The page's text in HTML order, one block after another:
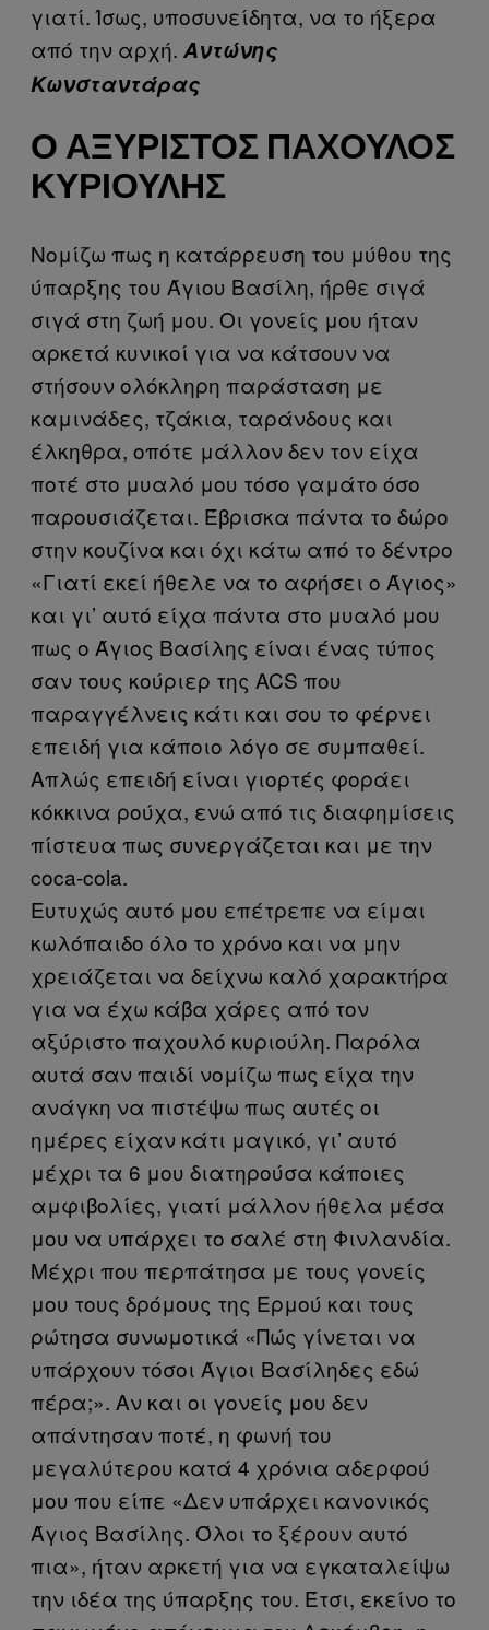
γιατί. Ίσως, υποσυνείδητα, να το ήξερα
από την αρχή. Αντώνης
Κωνσταντάρας
Ο ΑΞΎΡΙΣΤΟΣ ΠΑΧΟΥΛΌΣ
ΚΥΡΙΟΎΛΗΣ
Νομίζω πως η κατάρρευση του μύθου της
ύπαρξης του Άγιου Βασίλη, ήρθε σιγά
σιγά στη ζωή μου. Οι γονείς μου ήταν
αρκετά κυνικοί για να κάτσουν να
στήσουν ολόκληρη παράσταση με
καμινάδες, τζάκια, ταράνδους και
έλκηθρα, οπότε μάλλον δεν τον είχα
ποτέ στο μυαλό μου τόσο γαμάτο όσο
παρουσιάζεται. Έβρισκα πάντα το δώρο
στην κουζίνα και όχι κάτω από το δέντρο
«Γιατί εκεί ήθελε να το αφήσει ο Άγιος»
και γι’ αυτό είχα πάντα στο μυαλό μου
πως ο Άγιος Βασίλης είναι ένας τύπος
σαν τους κούριερ της ACS που
παραγγέλνεις κάτι και σου το φέρνει
επειδή για κάποιο λόγο σε συμπαθεί.
Απλώς επειδή είναι γιορτές φοράει
κόκκινα ρούχα, ενώ από τις διαφημίσεις
πίστευα πως συνεργάζεται και με την
coca-cola.
Ευτυχώς αυτό μου επέτρεπε να είμαι
κωλόπαιδο όλο το χρόνο και να μην
χρειάζεται να δείχνω καλό χαρακτήρα
για να έχω κάβα χάρες από τον
αξύριστο παχουλό κυριούλη. Παρόλα
αυτά σαν παιδί νομίζω πως είχα την
ανάγκη να πιστέψω πως αυτές οι
ημέρες είχαν κάτι μαγικό, γι’ αυτό
μέχρι τα 6 μου διατηρούσα κάποιες
αμφιβολίες, γιατί μάλλον ήθελα μέσα
μου να υπάρχει το σαλέ στη Φινλανδία.
Μέχρι που περπάτησα με τους γονείς
μου τους δρόμους της Ερμού και τους
ρώτησα συνωμοτικά «Πώς γίνεται να
υπάρχουν τόσοι Άγιοι Βασίληδες εδώ
πέρα;». Αν και οι γονείς μου δεν
απάντησαν ποτέ, η φωνή του
μεγαλύτερου κατά 4 χρόνια αδερφού
μου που είπε «Δεν υπάρχει κανονικός
Άγιος Βασίλης. Όλοι το ξέρουν αυτό
πια», ήταν αρκετή για να εγκαταλείψω
την ιδέα της ύπαρξης του. Έτσι, εκείνο το